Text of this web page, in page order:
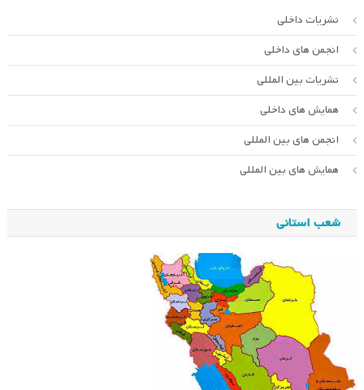
نشریات داخلی
انجمن های داخلی
نشریات بین المللی
همایش های داخلی
انجمن های بین المللی
همایش های بین المللی
شعب استانی